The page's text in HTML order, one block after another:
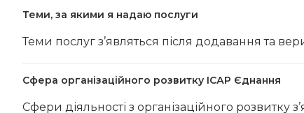
Теми, за якими я надаю послуги
Теми послуг з’являться після додавання та
Сфера організаційного розвитку ІСАР Єднання
Сфери діяльності з організаційного розвитку